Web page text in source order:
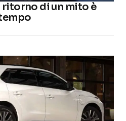
ritorno di un mito è